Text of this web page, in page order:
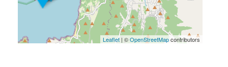
Leaflet| ©OpenStreetMapcontributors